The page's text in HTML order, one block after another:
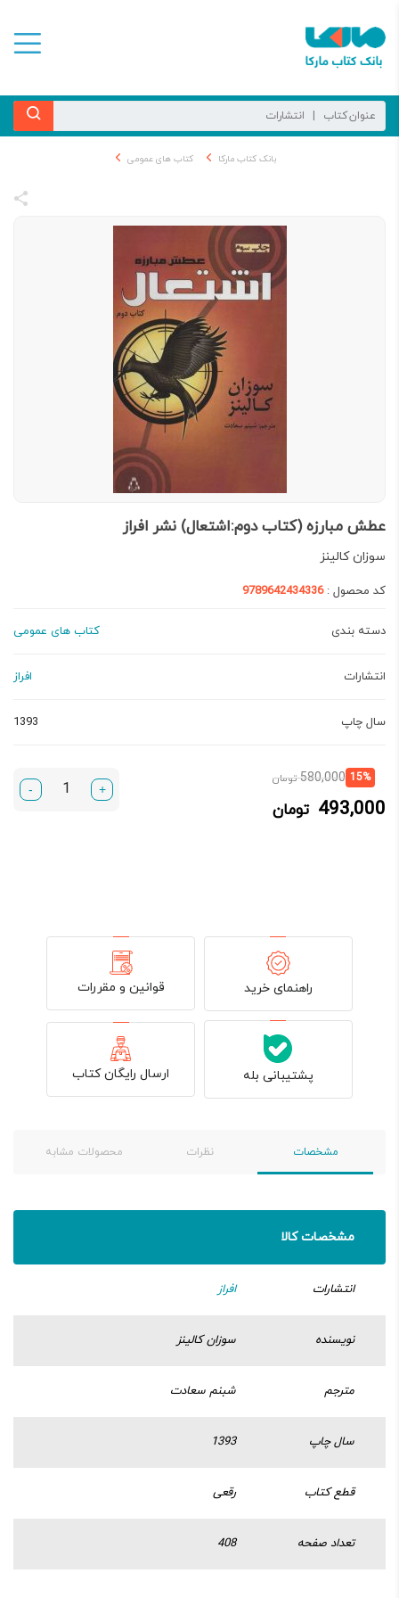
بانک کتاب مارکا کتاب های عمومی
عطش مبارزه (کتاب دوم:اشتعال) نشر افراز
سوزان کالینز
کد محصول :9789642434336
دسته بندی کتاب های عمومی
انتشارات افراز
سال چاپ 1393
15%
580,000 تومانقیمت
493,000 تومان
قیمت
493,000 تومان.
+
-
راهنمای خرید قوانین و مقررات
پشتیبانی بله ارسال رایگان کتاب
مشخصات نظرات محصولات مشابه
مشخصات کالا
انتشارات افراز
نویسنده سوزان کالینز
مترجم شبنم سعادت
سال چاپ 1393
قطع کتاب رقعی
تعداد صفحه 408